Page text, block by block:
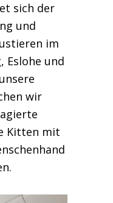
sich der
und
im
Eslohe und
wir
Kitten mit